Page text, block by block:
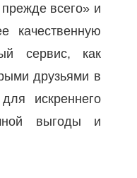
всего» и
качественную
сервис, как
друзьями в
искреннего
выгоды и